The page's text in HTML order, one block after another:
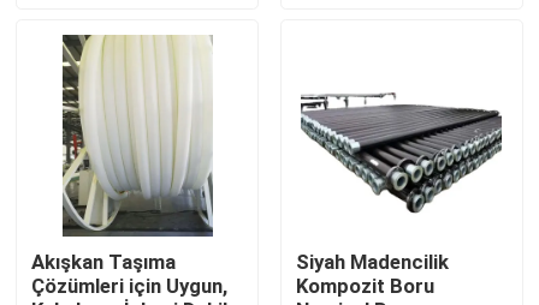
VR Gösterisi
Hakkımızda
Fabrika turu
Kalite kontrol
Akışkan Taşıma
Çözümleri için Uygun,
Siyah Madencilik
Kompozit Boru